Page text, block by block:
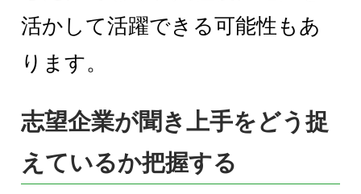
活かして活躍できる可能性もあ
ります。
志望企業が聞き上手をどう捉
えているか把握する